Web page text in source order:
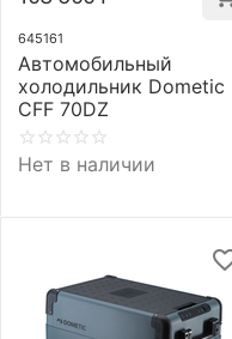
645161
Автомобильный
холодильник Dometic
CFF 70DZ
Нет в наличии